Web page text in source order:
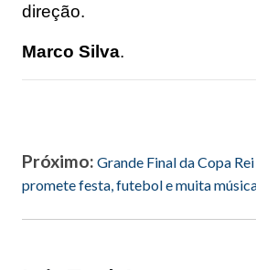
direção.
Marco Silva.
Próximo: Grande Final da Copa
promete festa, futebol e muita